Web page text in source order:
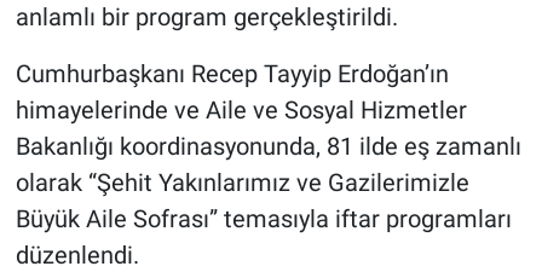
anlamlı bir program gerçekleştirildi.
Cumhurbaşkanı Recep Tayyip Erdoğan’ın
himayelerinde ve Aile ve Sosyal Hizmetler
Bakanlığı koordinasyonunda, 81 ilde eş zamanlı
olarak “Şehit Yakınlarımız ve Gazilerimizle
Büyük Aile Sofrası” temasıyla iftar programları
düzenlendi.